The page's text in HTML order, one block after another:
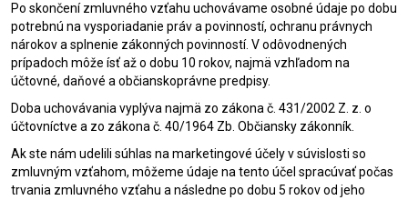
Po skončení zmluvného vzťahu uchovávame osobné údaje po dobu
potrebnú na vysporiadanie práv a povinností, ochranu právnych
nárokov a splnenie zákonných povinností. V odôvodnených
prípadoch môže ísť až o dobu 10 rokov, najmä vzhľadom na
účtovné, daňové a občianskoprávne predpisy.
Doba uchovávania vyplýva najmä zo zákona č. 431/2002 Z. z. o
účtovníctve a zo zákona č. 40/1964 Zb. Občiansky zákonník.
Ak ste nám udelili súhlas na marketingové účely v súvislosti so
zmluvným vzťahom, môžeme údaje na tento účel spracúvať počas
trvania zmluvného vzťahu a následne po dobu 5 rokov od jeho